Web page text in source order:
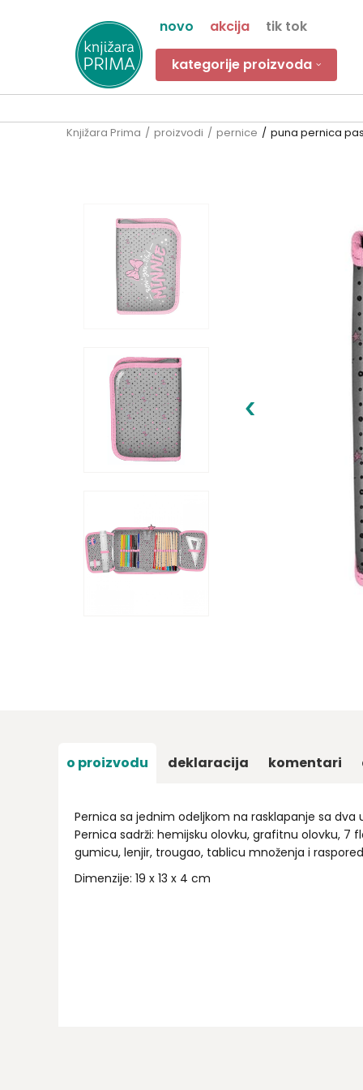
novo akcija tik tok
kategorije proizvoda
Knjižara Prima proizvodi pernice puna pernica
o proizvodu deklaracija komentari
Pernica sa jednim odeljkom na rasklapanje sa dva
Pernica sadrži: hemijsku olovku, grafitnu olovku, 7
gumicu, lenjir, trougao, tablicu množenja i
Dimenzije: 19 x 13 x 4 cm